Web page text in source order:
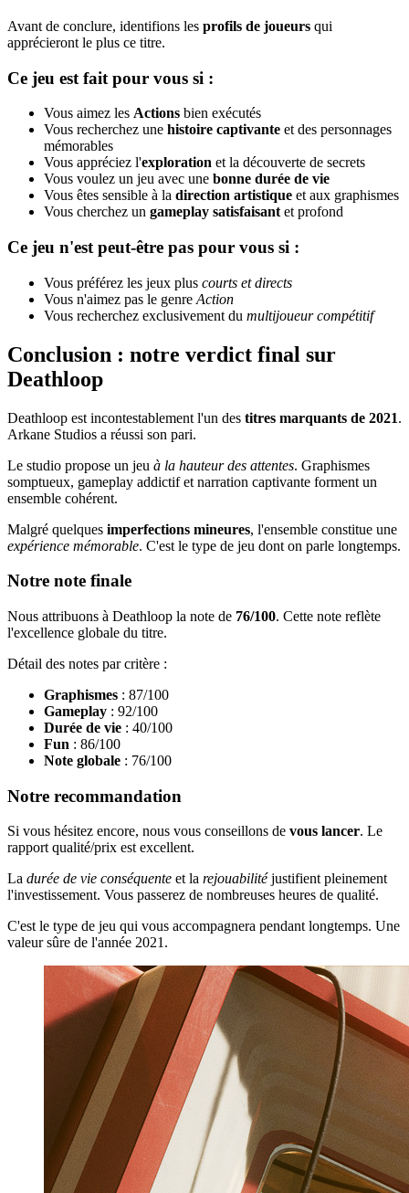
Avant de conclure, identifions les profils de joueurs qui
apprécieront le plus ce titre.
Ce jeu est fait pour vous si :
Vous aimez les Actions bien exécutés
Vous recherchez une histoire captivante et des personnages
mémorables
Vous appréciez l'exploration et la découverte de secrets
Vous voulez un jeu avec une bonne durée de vie
Vous êtes sensible à la direction artistique et aux graphismes
Vous cherchez un gameplay satisfaisant et profond
Ce jeu n'est peut-être pas pour vous si :
Vous préférez les jeux plus courts et directs
Vous n'aimez pas le genre Action
Vous recherchez exclusivement du multijoueur compétitif
Conclusion : notre verdict final sur
Deathloop
Deathloop est incontestablement l'un des titres marquants de 2021.
Arkane Studios a réussi son pari.
Le studio propose un jeu à la hauteur des attentes. Graphismes
somptueux, gameplay addictif et narration captivante forment un
ensemble cohérent.
Malgré quelques imperfections mineures, l'ensemble constitue une
expérience mémorable. C'est le type de jeu dont on parle longtemps.
Notre note finale
Nous attribuons à Deathloop la note de 76/100. Cette note reflète
l'excellence globale du titre.
Détail des notes par critère :
Graphismes : 87/100
Gameplay : 92/100
Durée de vie : 40/100
Fun : 86/100
Note globale : 76/100
Notre recommandation
Si vous hésitez encore, nous vous conseillons de vous lancer. Le
rapport qualité/prix est excellent.
La durée de vie conséquente et la rejouabilitéjustifient pleinement
l'investissement. Vous passerez de nombreuses heures de qualité.
C'est le type de jeu qui vous accompagnera pendant longtemps. Une
valeur sûre de l'année 2021.